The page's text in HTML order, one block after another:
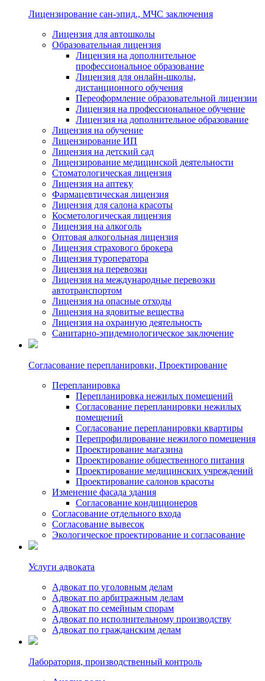
Лицензирование сан-эпид., МЧС заключения
Лицензия для автошколы
Образовательная лицензия
Лицензия на дополнительное
профессиональное образование
Лицензия для онлайн-школы,
дистанционного обучения
Переоформление образовательной лицензии
Лицензия на профессиональное обучение
Лицензия на дополнительное образование
Лицензия на обучение
Лицензирование ИП
Лицензия на детский сад
Лицензирование медицинской деятельности
Стоматологическая лицензия
Лицензия на аптеку
Фармацевтическая лицензия
Лицензия для салона красоты
Косметологическая лицензия
Лицензия на алкоголь
Оптовая алкогольная лицензия
Лицензия страхового брокера
Лицензия туроператора
Лицензия на перевозки
Лицензия на международные перевозки
автотранспортом
Лицензия на опасные отходы
Лицензия на ядовитые вещества
Лицензия на охранную деятельность
Санитарно-эпидемиологическое заключение
Согласование перепланировки, Проектирование
Перепланировка
Перепланировка нежилых помещений
Согласование перепланировки нежилых
помещений
Согласование перепланировки квартиры
Перепрофилирование нежилого помещения
Проектирование магазина
Проектирование общественного питания
Проектирование медицинских учреждений
Проектирование салонов красоты
Изменение фасада здания
Согласование кондиционеров
Согласование отдельного входа
Согласование вывесок
Экологическое проектирование и согласование
Услуги адвоката
Адвокат по уголовным делам
Адвокат по арбитражным делам
Адвокат по семейным спорам
Адвокат по исполнительному производству
Адвокат по гражданским делам
Лаборатория, производственный контроль